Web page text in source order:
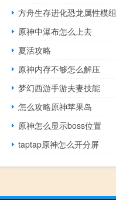
方舟生存进化恐龙属性模组
原神中瀑布怎么上去
夏活攻略
原神内存不够怎么解压
梦幻西游手游夫妻技能
怎么攻略原神苹果岛
原神怎么显示boss位置
taptap原神怎么开分屏